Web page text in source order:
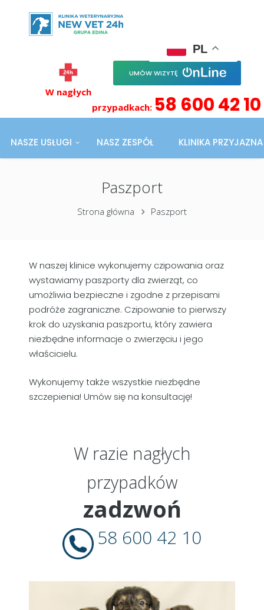
UMÓW WIZYTĘ
W nagłych
przypadkach: 58 600 42 10
NASZE USŁUGI NASZ ZESPÓŁ KLINIKA
Paszport
Strona główna Paszport
W naszej klinice wykonujemy czipowania oraz
wystawiamy paszporty dla zwierząt, co
umożliwia bezpieczne i zgodne z przepisami
podróże zagraniczne. Czipowanie to pierwszy
krok do uzyskania paszportu, który zawiera
niezbędne informacje o zwierzęciu i jego
właścicielu.
Wykonujemy także wszystkie niezbędne
szczepienia! Umów się na konsultację!
W razie nagłych
przypadków
zadzwoń
58 600 42 10
PL